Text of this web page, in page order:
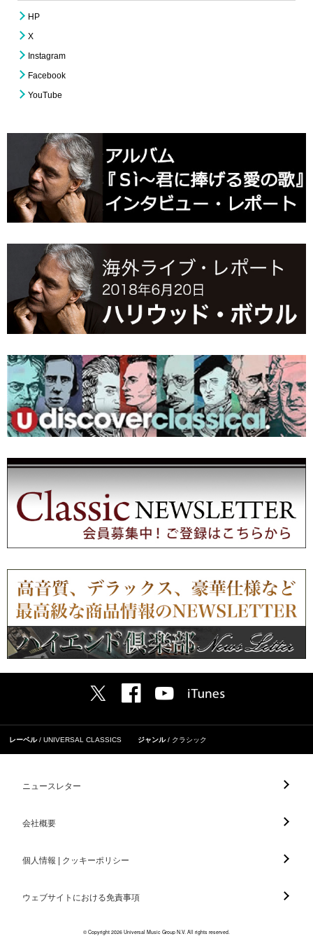
HP
X
Instagram
Facebook
YouTube
レーベル UNIVERSAL CLASSICS ジャンル クラシック
ニュースレター
会社概要
個人情報 | クッキーポリシー
ウェブサイトにおける免責事項
© Copyright 2026 Universal Music Group N.V. All rights reserved.